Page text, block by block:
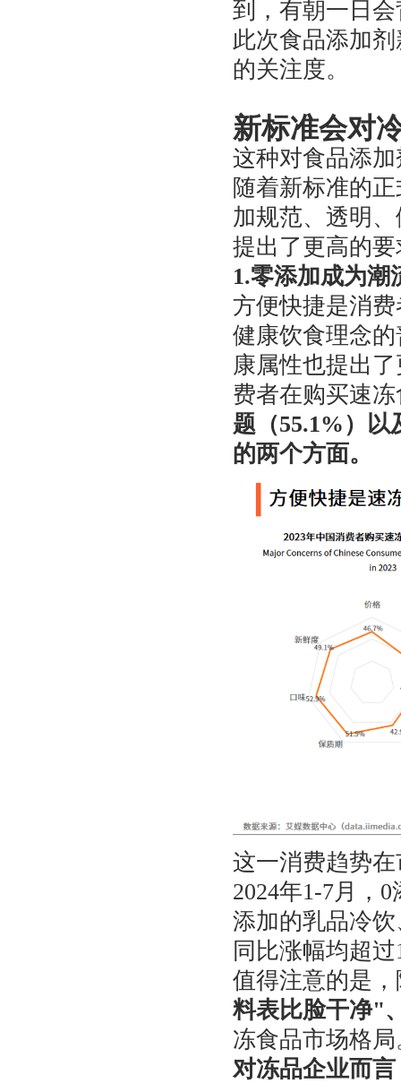
到，有朝一日
此次食品添加
的关注度。
新标准会对
这种对食品添
随着新标准的
加规范、透明
提出了更高的
1.零添加成为潮
方便快捷是消
健康饮食理念
康属性也提出
费者在购买速
题（55.1%）以
的两个方面。
这一消费趋势
2024年1-7月，
添加的乳品冷
同比涨幅均超过
值得注意的是
料表比脸干净"
冻食品市场格局
对冻品企业而